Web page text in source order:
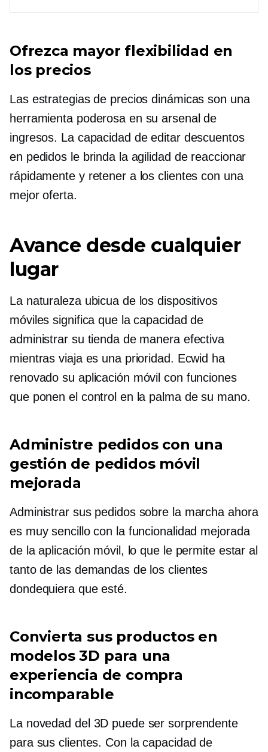
Ofrezca mayor flexibilidad en
los precios
Las estrategias de precios dinámicas son una
herramienta poderosa en su arsenal de
ingresos. La capacidad de editar descuentos
en pedidos le brinda la agilidad de reaccionar
rápidamente y retener a los clientes con una
mejor oferta.
Avance desde cualquier
lugar
La naturaleza ubicua de los dispositivos
móviles significa que la capacidad de
administrar su tienda de manera efectiva
mientras viaja es una prioridad. Ecwid ha
renovado su aplicación móvil con funciones
que ponen el control en la palma de su mano.
Administre pedidos con una
gestión de pedidos móvil
mejorada
Administrar sus pedidos sobre la marcha ahora
es muy sencillo con la funcionalidad mejorada
de la aplicación móvil, lo que le permite estar al
tanto de las demandas de los clientes
dondequiera que esté.
Convierta sus productos en
modelos 3D para una
experiencia de compra
incomparable
La novedad del 3D puede ser sorprendente
para sus clientes. Con la capacidad de